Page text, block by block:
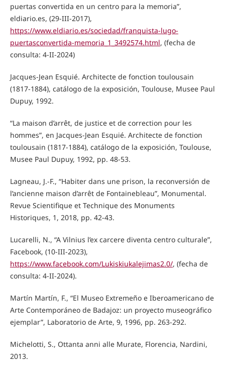
puertas convertida en un centro para la memoria”,
eldiario.es, (29-III-2017),
https://www.eldiario.es/sociedad/franquista-lugo-
puertasconvertida-memoria_1_3492574.html, (fecha de
consulta: 4-II-2024)
Jacques-Jean Esquié. Architecte de fonction toulousain
(1817-1884), catálogo de la exposición, Toulouse, Musee Paul
Dupuy, 1992.
“La maison d’arrêt, de justice et de correction pour les
hommes”, en Jacques-Jean Esquié. Architecte de fonction
toulousain (1817-1884), catálogo de la exposición, Toulouse,
Musee Paul Dupuy, 1992, pp. 48-53.
Lagneau, J.-F., “Habiter dans une prison, la reconversión de
l’ancienne maison d’arrêt de Fontainebleau”, Monumental.
Revue Scientifique et Technique des Monuments
Historiques, 1, 2018, pp. 42-43.
Lucarelli, N., “A Vilnius l’ex carcere diventa centro culturale”,
Facebook, (10-III-2023),
https://www.facebook.com/Lukiskiukalejimas2.0/, (fecha de
consulta: 4-II-2024).
Martín Martín, F., “El Museo Extremeño e Iberoamericano de
Arte Contemporáneo de Badajoz: un proyecto museográfico
ejemplar”, Laboratorio de Arte, 9, 1996, pp. 263-292.
Michelotti, S., Ottanta anni alle Murate, Florencia, Nardini,
2013.